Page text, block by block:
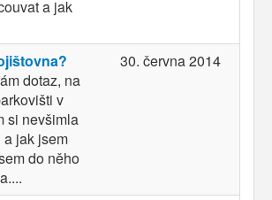
a jak
dotaz, na
v
si nevšimla
a jak jsem
do něho
30. června 2014